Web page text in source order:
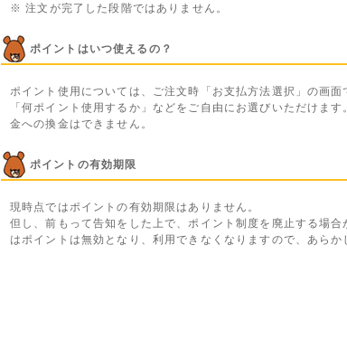
※ 注文が完了した段階ではありません。
ポイントはいつ使えるの？
ポイント使用については、ご注文時「お支払方法選択」の画面
「何ポイント使用するか」などをご自由にお選びいただけま
金への換金はできません。
ポイントの有効期限
現時点ではポイントの有効期限はありません。
但し、前もって告知をした上で、ポイント制度を廃止する場合
はポイントは無効となり、利用できなくなりますので、あらか